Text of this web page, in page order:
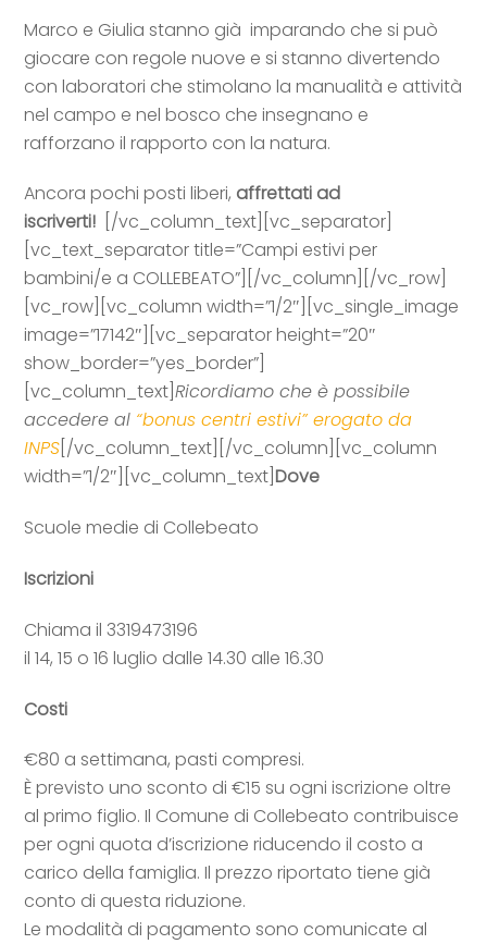
Marco e Giulia stanno già imparando che si può
giocare con regole nuove e si stanno divertendo
con laboratori che stimolano la manualità e attività
nel campo e nel bosco che insegnano e
rafforzano il rapporto con la natura.
Ancora pochi posti liberi, affrettati ad
iscriverti!
[/vc_column_text][vc_separator]
[vc_text_separator title=”Campi estivi per
bambini/e a COLLEBEATO”][/vc_column][/vc_row]
[vc_row][vc_column width=”1/2″][vc_single_image
image=”17142″][vc_separator height=”20″
show_border=”yes_border”]
[vc_column_text]Ricordiamo che è possibile
accedere al “bonus centri estivi” erogato da
INPS [/vc_column_text][/vc_column][vc_column
width=”1/2″][vc_column_text]Dove
Scuole medie di Collebeato
Iscrizioni
Chiama il 3319473196
il 14, 15 o 16 luglio dalle 14.30 alle 16.30
Costi
€80 a settimana, pasti compresi.
È previsto uno sconto di €15 su ogni iscrizione oltre
al primo figlio. Il Comune di Collebeato contribuisce
per ogni quota d’iscrizione riducendo il costo a
carico della famiglia. Il prezzo riportato tiene già
conto di questa riduzione.
Le modalità di pagamento sono comunicate al